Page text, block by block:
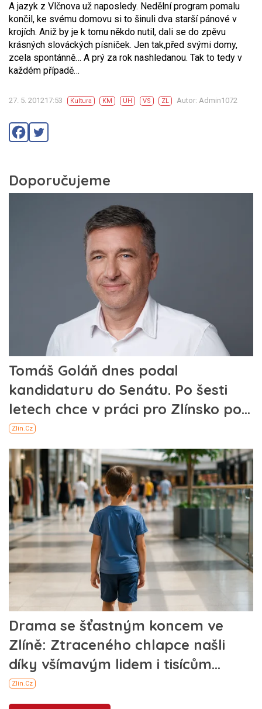
A jazyk z Vlčnova už naposledy. Nedělní program pomalu
končil, ke svému domovu si to šinuli dva starší pánové v
krojích. Aniž by je k tomu někdo nutil, dali se do zpěvu
krásných slováckých písniček. Jen tak,před svými domy,
zcela spontánně… A prý za rok nashledanou. Tak to tedy v
každém případě…
27. 5. 201217:53 Kultura KM UH VS ZL Autor: Admin1072